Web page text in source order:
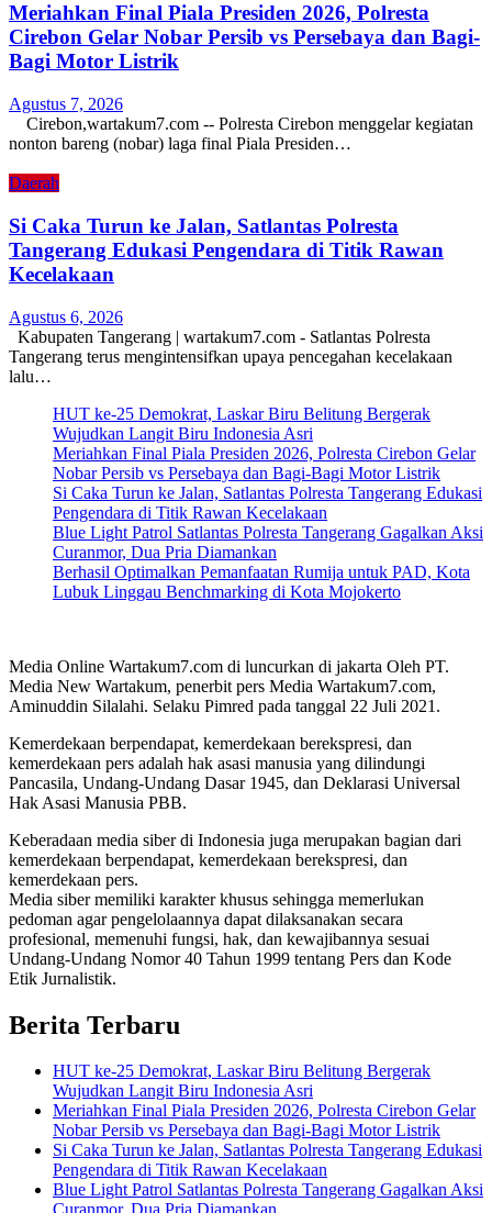
Meriahkan Final Piala Presiden 2026, Polresta
Cirebon Gelar Nobar Persib vs Persebaya dan Bagi-
Bagi Motor Listrik
Agustus 7, 2026
Cirebon,wartakum7.com -- Polresta Cirebon menggelar kegiatan
nonton bareng (nobar) laga final Piala Presiden…
Daerah
Si Caka Turun ke Jalan, Satlantas Polresta
Tangerang Edukasi Pengendara di Titik Rawan
Kecelakaan
Agustus 6, 2026
Kabupaten Tangerang | wartakum7.com - Satlantas Polresta
Tangerang terus mengintensifkan upaya pencegahan kecelakaan
lalu…
HUT ke-25 Demokrat, Laskar Biru Belitung Bergerak
Wujudkan Langit Biru Indonesia Asri
Meriahkan Final Piala Presiden 2026, Polresta Cirebon Gelar
Nobar Persib vs Persebaya dan Bagi-Bagi Motor Listrik
Si Caka Turun ke Jalan, Satlantas Polresta Tangerang Edukasi
Pengendara di Titik Rawan Kecelakaan
Blue Light Patrol Satlantas Polresta Tangerang Gagalkan Aksi
Curanmor, Dua Pria Diamankan
Berhasil Optimalkan Pemanfaatan Rumija untuk PAD, Kota
Lubuk Linggau Benchmarking di Kota Mojokerto
Media Online Wartakum7.com di luncurkan di jakarta Oleh PT.
Media New Wartakum, penerbit pers Media Wartakum7.com,
Aminuddin Silalahi. Selaku Pimred pada tanggal 22 Juli 2021.
Kemerdekaan berpendapat, kemerdekaan berekspresi, dan
kemerdekaan pers adalah hak asasi manusia yang dilindungi
Pancasila, Undang-Undang Dasar 1945, dan Deklarasi Universal
Hak Asasi Manusia PBB.
Keberadaan media siber di Indonesia juga merupakan bagian dari
kemerdekaan berpendapat, kemerdekaan berekspresi, dan
kemerdekaan pers.
Media siber memiliki karakter khusus sehingga memerlukan
pedoman agar pengelolaannya dapat dilaksanakan secara
profesional, memenuhi fungsi, hak, dan kewajibannya sesuai
Undang-Undang Nomor 40 Tahun 1999 tentang Pers dan Kode
Etik Jurnalistik.
Berita Terbaru
HUT ke-25 Demokrat, Laskar Biru Belitung Bergerak
Wujudkan Langit Biru Indonesia Asri
Meriahkan Final Piala Presiden 2026, Polresta Cirebon Gelar
Nobar Persib vs Persebaya dan Bagi-Bagi Motor Listrik
Si Caka Turun ke Jalan, Satlantas Polresta Tangerang Edukasi
Pengendara di Titik Rawan Kecelakaan
Blue Light Patrol Satlantas Polresta Tangerang Gagalkan Aksi